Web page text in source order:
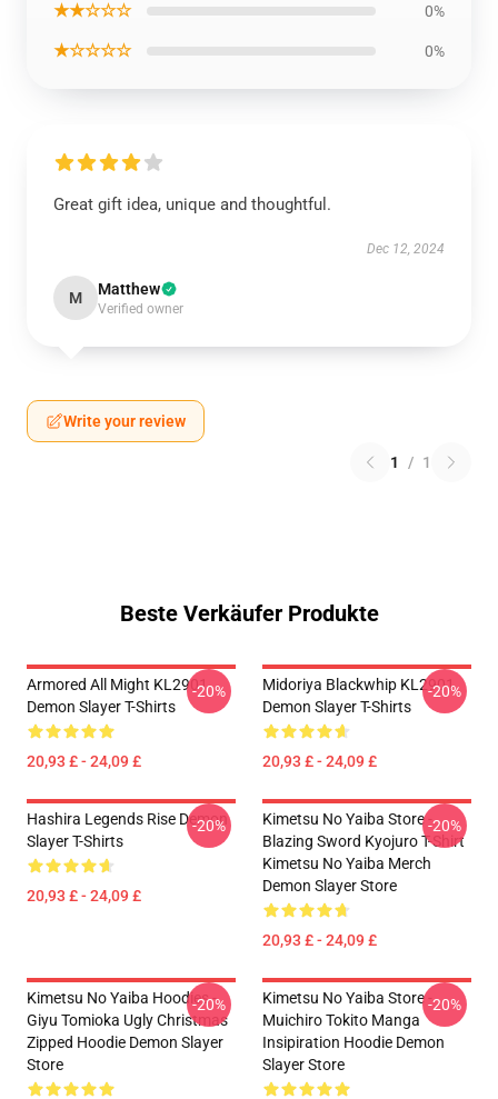
★★☆☆☆ 0%
★☆☆☆☆ 0%
Great gift idea, unique and thoughtful.
Dec 12, 2024
M Matthew
Verified owner
Write your review
1 / 1
Beste Verkäufer Produkte
Armored All Might KL2901
Demon Slayer T-Shirts
20,93 £ - 24,09 £
-20%
Midoriya Blackwhip KL2901
Demon Slayer T-Shirts
20,93 £ - 24,09 £
-20%
Hashira Legends Rise Demon
Slayer T-Shirts
20,93 £ - 24,09 £
-20%
Kimetsu No Yaiba Store -
Blazing Sword Kyojuro T-Shirt
Kimetsu No Yaiba Merch
Demon Slayer Store
20,93 £ - 24,09 £
-20%
Kimetsu No Yaiba Hoodies -
Giyu Tomioka Ugly Christmas
Zipped Hoodie Demon Slayer
Store
-20%
Kimetsu No Yaiba Store -
Muichiro Tokito Manga
Insipiration Hoodie Demon
Slayer Store
-20%